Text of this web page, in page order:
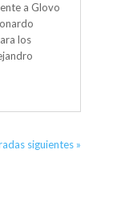
a Glovo
los
siguientes »